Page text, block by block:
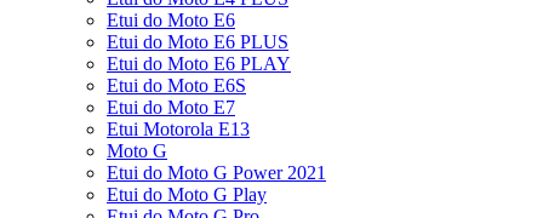
Etui do Moto E6
Etui do Moto E6 PLUS
Etui do Moto E6 PLAY
Etui do Moto E6S
Etui do Moto E7
Etui Motorola E13
Moto G
Etui do Moto G Power 2021
Etui do Moto G Play